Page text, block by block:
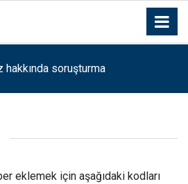
soruşturma
eklemek için aşağıdaki kodları